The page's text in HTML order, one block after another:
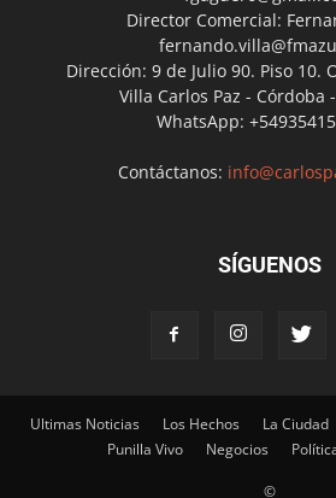
Director Comercial:
Dirección: 9 de Julio 90. Piso 10.
Villa Carlos Paz - Córdoba
WhatsApp:
Contáctanos:
SÍGUENOS
Ultimas Noticias Los Hechos La Ciudad
Punilla Vivo
Negocios
©